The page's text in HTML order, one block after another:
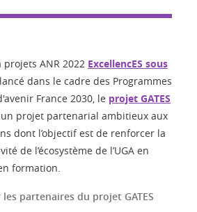
projets ANR 2022 ExcellencES sous
lancé dans le cadre des Programmes
France 2030, le projet GATES
un projet partenarial ambitieux aux
dont l’objectif est de renforcer la
de l’écosystème de l’UGA en
formation.
partenaires du projet GATES